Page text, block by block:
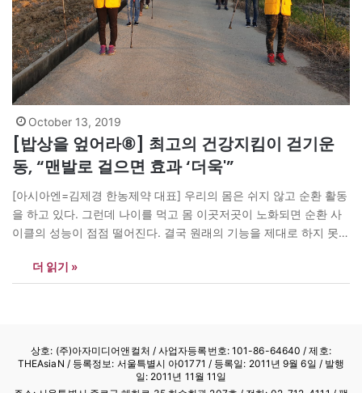
October 13, 2019
[밥상을 엎어라⑧] 최고의 건강지킴이 걷기운
동, “맨발로 걸으면 효과 ‘더욱'”
[아시아엔=김제경 한농제약 대표] 우리의 몸은 쉬지 않고 순환 활동
을 하고 있다. 그런데 나이를 먹고 몸 이곳저곳이 노화되면 순환 사
이클의 성능이 점점 떨어진다. 결국 원래의 기능을 제대로 하지 못해
운동이 가장 좋다. 음식 중에서도 내장에 오래 머무는 육식을 좋아하
게 되면분해 배설이 제대로 되지…
더 읽기 »
상호: (주)아자미디어앤컬처 /사업자등록번호: 101-86-64640 / 제호:
THEAsiaN / 등록정보: 서울특별시 아01771 / 등록일: 2011년 9월 6일 / 발행
일: 2011년 11월 11일